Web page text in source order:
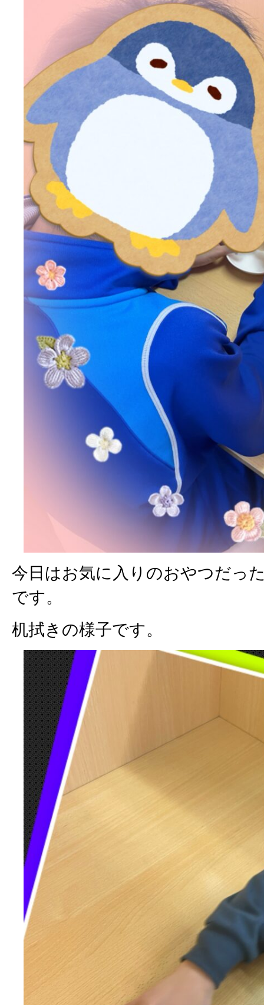
今日はお気に入りのおやつだっ
です。
机拭きの様子です。